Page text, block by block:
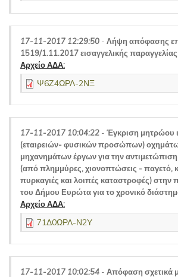
17-11-2017 12:29:50 - Λήψη απόφασης
1519/1.11.2017 εισαγγελικής
Αρχείο ΑΔΑ:
Ψ6Ζ4ΩΡΛ-2ΝΞ
17-11-2017 10:04:22 - Έγκριση μητρώου
(εταιρειών- φυσικών προσώπων)
μηχανημάτων έργων για την
(από πλημμύρες, χιονοπτώσεις - παγετό,
πυρκαγιές και λοιπές καταστροφές) στην
του Δήμου Ευρώτα για το χρονικό
Αρχείο ΑΔΑ:
71Δ0ΩΡΛ-Ν2Υ
17-11-2017 10:02:54 - Απόφαση σχετικά